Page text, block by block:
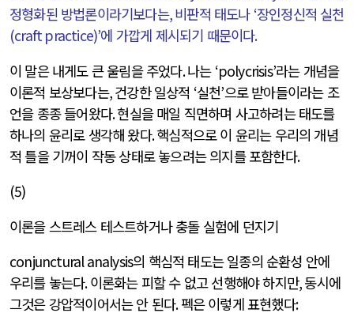
정형화된 방법론이라기보다는,비판적 태도나 ‘장인정신적 실천
(craft practice)’에 가깝게 제시되기 때문이다.
이 말은 내게도 큰 울림을 주었다.나는 ‘polycrisis’라는 개념을
이론적 보상보다는,건강한 일상적 ‘실천’으로 받아들이라는 조
언을 종종 들어왔다.현실을 매일 직면하며 사고하려는 태도를
하나의 윤리로 생각해 왔다.핵심적으로 이 윤리는 우리의 개념
적 틀을 기꺼이 작동 상태로 놓으려는 의지를 포함한다.
(5)
이론을 스트레스 테스트하거나 충돌 실험에 던지기
conjunctural analysis의 핵심적 태도는 일종의 순환성 안에
우리를 놓는다.이론화는 피할 수 없고 선행해야 하지만,동시에
그것은 강압적이어서는 안 된다.펙은 이렇게 표현했다: